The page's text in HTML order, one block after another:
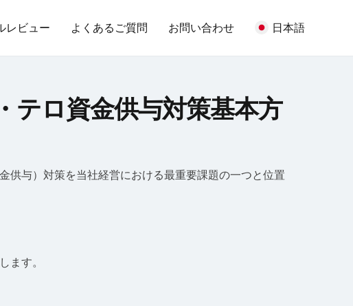
Woori Bank ATM
SCB – ATM
レビュー よくあるご質問 お問い合わせ 日本語
テロ資金供与対策基本方
与）対策を当社経営における最重要課題の一つと位置
ます。